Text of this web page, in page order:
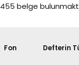
455 belge
Fon Defterin